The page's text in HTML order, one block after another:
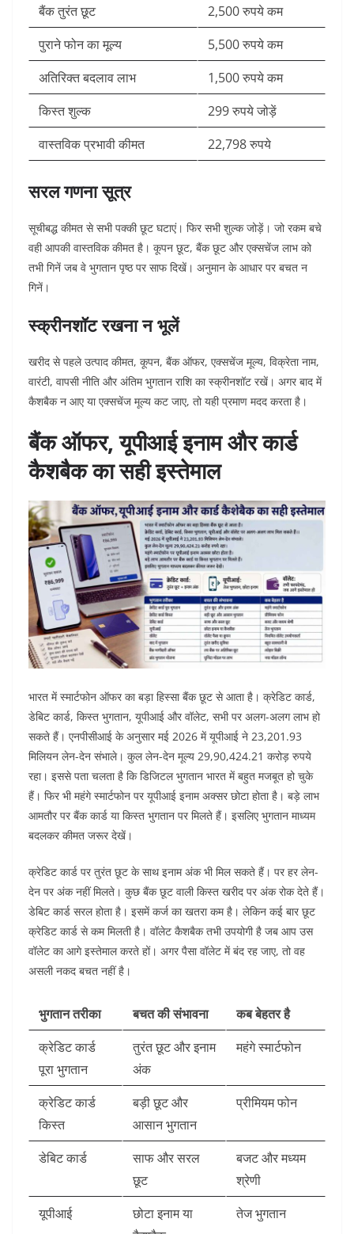
बैंक तुरंत छूट
2,500 रुपये कम
पुराने फोन का मूल्य
5,500 रुपये कम
अतिरिक्त बदलाव लाभ
1,500 रुपये कम
किस्त शुल्क
299 रुपये जोड़ें
वास्तविक प्रभावी कीमत
22,798 रुपये
सरल गणना सूत्र
सूचीबद्ध कीमत से सभी पक्की छूट घटाएं। फिर सभी शुल्क जोड़ें। जो रकम बचे
वही आपकी वास्तविक कीमत है। कूपन छूट, बैंक छूट और एक्सचेंज लाभ को
तभी गिनें जब वे भुगतान पृष्ठ पर साफ दिखें। अनुमान के आधार पर बचत न
गिनें।
स्क्रीनशॉट रखना न भूलें
खरीद से पहले उत्पाद कीमत, कूपन, बैंक ऑफर, एक्सचेंज मूल्य, विक्रेता नाम,
वारंटी, वापसी नीति और अंतिम भुगतान राशि का स्क्रीनशॉट रखें। अगर बाद में
कैशबैक न आए या एक्सचेंज मूल्य कट जाए, तो यही प्रमाण मदद करता है।
बैंक ऑफर, यूपीआई इनाम और कार्ड
कैशबैक का सही इस्तेमाल
भारत में स्मार्टफोन ऑफर का बड़ा हिस्सा बैंक छूट से आता है। क्रेडिट कार्ड,
डेबिट कार्ड, किस्त भुगतान, यूपीआई और वॉलेट, सभी पर अलग-अलग लाभ हो
सकते हैं। एनपीसीआई के अनुसार मई 2026 में यूपीआई ने 23,201.93
मिलियन लेन-देन संभाले। कुल लेन-देन मूल्य 29,90,424.21 करोड़ रुपये
रहा। इससे पता चलता है कि डिजिटल भुगतान भारत में बहुत मजबूत हो चुके
हैं। फिर भी महंगे स्मार्टफोन पर यूपीआई इनाम अक्सर छोटा होता है। बड़े लाभ
आमतौर पर बैंक कार्ड या किस्त भुगतान पर मिलते हैं। इसलिए भुगतान माध्यम
बदलकर कीमत जरूर देखें।
क्रेडिट कार्ड पर तुरंत छूट के साथ इनाम अंक भी मिल सकते हैं। पर हर लेन-
देन पर अंक नहीं मिलते। कुछ बैंक छूट वाली किस्त खरीद पर अंक रोक देते हैं।
डेबिट कार्ड सरल होता है। इसमें कर्ज का खतरा कम है। लेकिन कई बार छूट
क्रेडिट कार्ड से कम मिलती है। वॉलेट कैशबैक तभी उपयोगी है जब आप उस
वॉलेट का आगे इस्तेमाल करते हों। अगर पैसा वॉलेट में बंद रह जाए, तो वह
असली नकद बचत नहीं है।
भुगतान तरीका बचत की संभावना
कब बेहतर है
क्रेडिट कार्ड
पूरा भुगतान
तुरंत छूट और इनाम
अंक
महंगे स्मार्टफोन
क्रेडिट कार्ड
किस्त
बड़ी छूट और
आसान भुगतान
प्रीमियम फोन
डेबिट कार्ड
साफ और सरल
छूट
बजट और मध्यम
श्रेणी
यूपीआई
छोटा इनाम या
तेज भुगतान